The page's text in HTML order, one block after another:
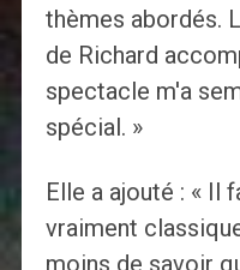
thèmes abordés.
de Richard
spectacle m'a
spécial. »
Elle a ajouté : « Il
vraiment
moins de savoir